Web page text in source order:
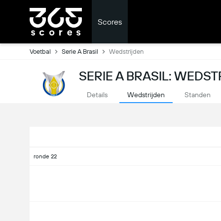
Scores
Voetbal Serie A Brasil Wedstrijden
SERIE A BRASIL:
Details Wedstrijden Standen
ronde 22